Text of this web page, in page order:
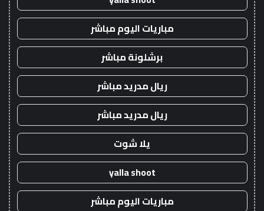
مباريات اليوم مباشر
برشلونة مباشر
ريال مدريد مباشر
ريال مدريد مباشر
يلا شوت
yalla shoot
مباريات اليوم مباشر